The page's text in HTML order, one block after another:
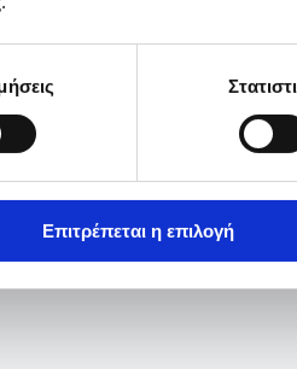
Επιτρέπεται η επιλογή